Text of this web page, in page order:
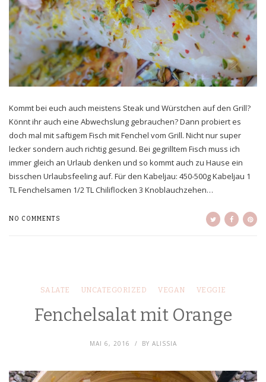
Kommt bei euch auch meistens Steak und Würstchen auf den Grill?
Könnt ihr auch eine Abwechslung gebrauchen? Dann probiert es
doch mal mit saftigem Fisch mit Fenchel vom Grill. Nicht nur super
lecker sondern auch richtig gesund. Bei gegrilltem Fisch muss ich
immer gleich an Urlaub denken und so kommt auch zu Hause ein
bisschen Urlaubsfeeling auf. Für den Kabeljau: 450-500g Kabeljau 1
TL Fenchelsamen 1/2 TL Chiliflocken 3 Knoblauchzehen…
NO COMMENTS
SALATE UNCATEGORIZED VEGAN VEGGIE
Fenchelsalat mit Orange
MAI 6, 2016 BY ALISSIA